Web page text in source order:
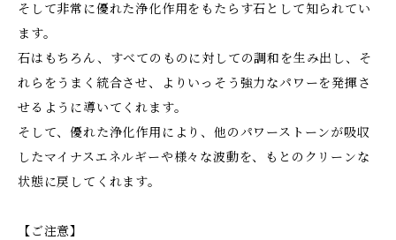
そして非常に優れた浄化作用をもたらす石として知られてい
ます。
石はもちろん、すべてのものに対しての調和を生み出し、そ
れらをうまく統合させ、よりいっそう強力なパワーを発揮さ
せるように導いてくれます。
そして、優れた浄化作用により、他のパワーストーンが吸収
したマイナスエネルギーや様々な波動を、もとのクリーンな
状態に戻してくれます。
【ご注意】